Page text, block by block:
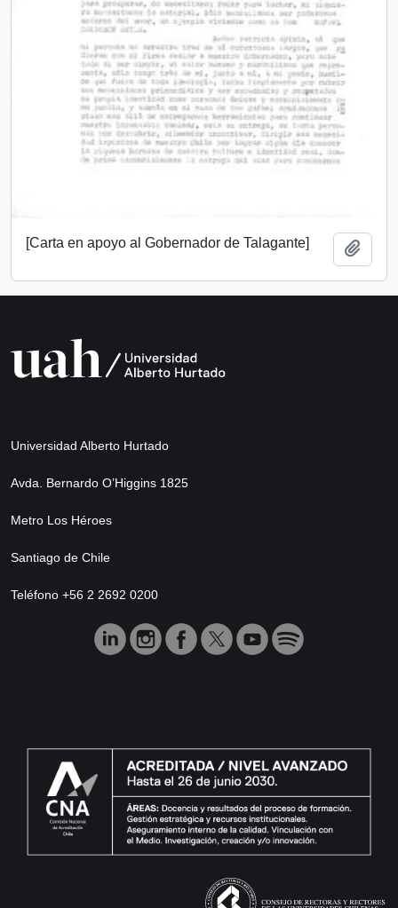
[Carta en apoyo al Gobernador de Talagante]
Universidad Alberto Hurtado
Avda. Bernardo O’Higgins 1825
Metro Los Héroes
Santiago de Chile
Teléfono +56 2 2692 0200